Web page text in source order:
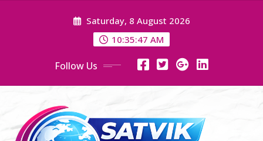
Saturday, 8 August 2026
10:35:48 AM
Follow Us